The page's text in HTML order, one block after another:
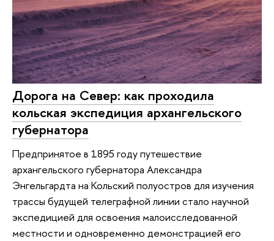
Дорога на Север: как проходила
кольская экспедиция архангельского
губернатора
Предпринятое в 1895 году путешествие
архангельского губернатора Александра
Энгельгардта на Кольский полуостров для изучения
трассы будущей телеграфной линии стало научной
экспедицией для освоения малоисследованной
местности и одновременно демонстрацией его